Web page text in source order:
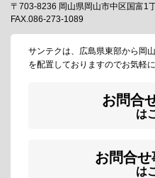
〒703-8236 岡山県岡山市中区国富1
FAX.086-273-1089
サンテクは、広島県東部から岡
を配置しておりますのでお気軽
お問合
は
お問合
は